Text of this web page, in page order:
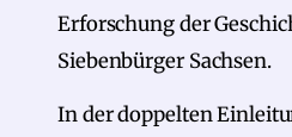
Erforschung der
Siebenbürger Sachsen.
In der doppelten